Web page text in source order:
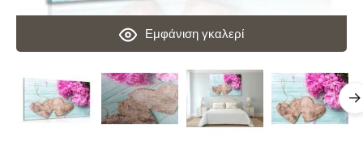
Εμφάνιση γκαλερί